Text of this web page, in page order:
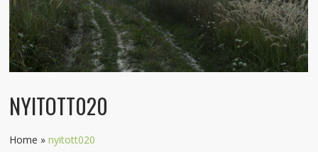
NYITOTT020
Home »nyitott020